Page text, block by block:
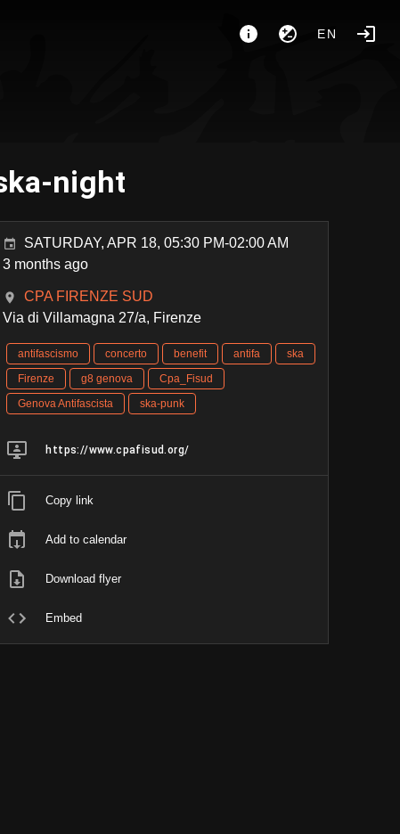
EN
night
SATURDAY, APR 18, 05:30 PM-02:00 AM
3 months ago
CPA FIRENZE SUD
Via di Villamagna 27/a, Firenze
antifascismo concerto benefit antifa
ska
Firenze
g8 genova
Cpa_Fisud
Genova Antifascista
ska-punk
https://www.cpafisud.org/
Copy link
Add to calendar
Download flyer
Embed